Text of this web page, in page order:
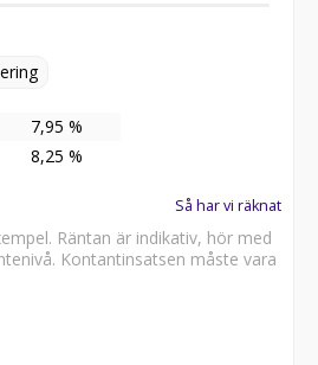
7,95 %
8,25 %
Så har vi räknat
Räntan är indikativ, hör med
Kontantinsatsen måste vara